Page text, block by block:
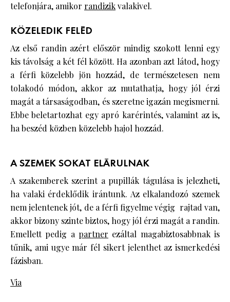
telefonjára, amikor randizikvalakivel.
KÖZELEDIK FELÉD
Az első randin azért először mindig szokott lenni egy
kis távolság a két fél között. Ha azonban azt látod, hogy
a férfi közelebb jön hozzád, de természetesen nem
tolakodó módon, akkor az mutathatja, hogy jól érzi
magát a társaságodban, és szeretne igazán megismerni.
Ebbe beletartozhat egy apró karérintés, valamint az is,
ha beszéd közben közelebb hajol hozzád.
A SZEMEK SOKAT ELÁRULNAK
A szakemberek szerint a pupillák tágulása is jelezheti,
ha valaki érdeklődik irántunk. Az elkalandozó szemek
nem jelentenek jót, de a férfi figyelme végig rajtad van,
akkor bizony szinte biztos, hogy jól érzi magát a randin.
Emellett pedig a partner ezáltal magabiztosabbnak is
tűnik, ami ugye már fél sikert jelenthet az ismerkedési
fázisban.
Via